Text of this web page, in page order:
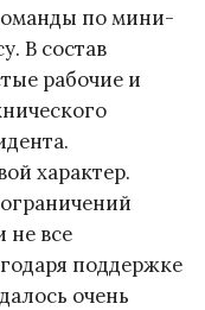
по мини-
В состав
рабочие и
характер.
не все
поддержке
очень